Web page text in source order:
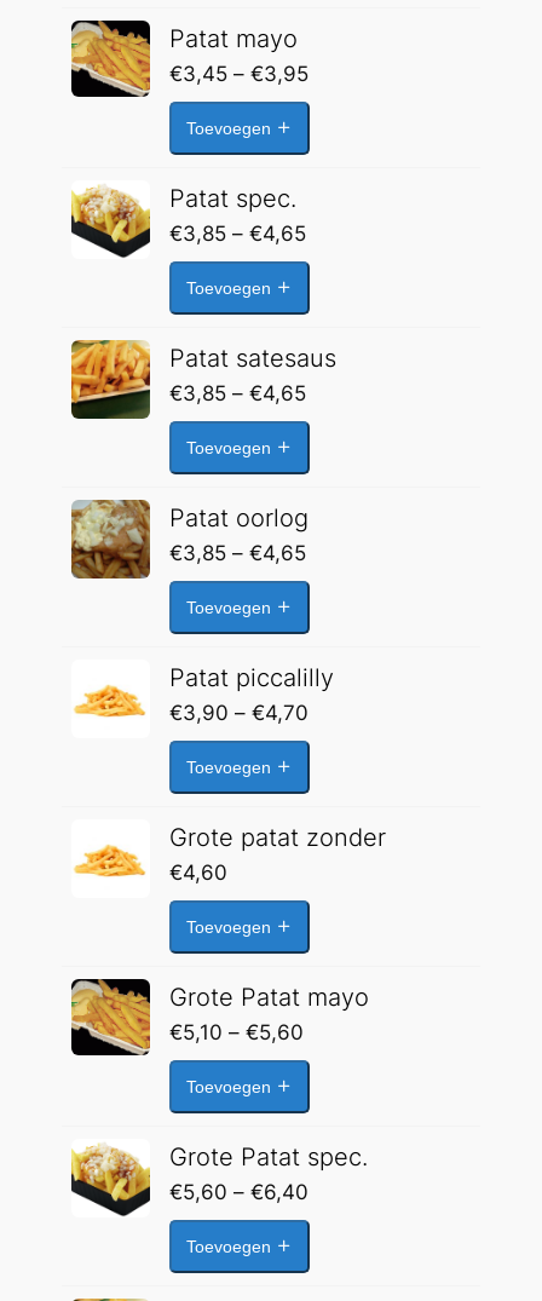
Patat mayo
€3,45 – €3,95Prijsklasse:
€3,45
Toevoegen
Patat spec.
€3,85 – €4,65Prijsklasse:
€3,85
Toevoegen
Patat satesaus
€3,85 – €4,65Prijsklasse:
€3,85
Toevoegen
Patat oorlog
€3,85 – €4,65Prijsklasse:
€3,85
Toevoegen
Patat piccalilly
€3,90 – €4,70Prijsklasse:
€3,90
Toevoegen
Grote patat zonder
€4,60
Toevoegen
Grote Patat mayo
€5,10 – €5,60Prijsklasse:
€5,10
Toevoegen
Grote Patat spec.
€5,60 – €6,40Prijsklasse:
€5,60
Toevoegen